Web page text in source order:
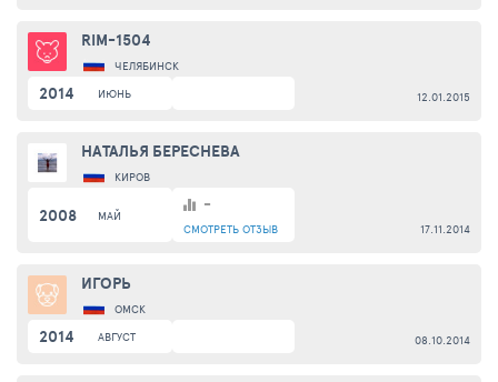
RIM-1504
ЧЕЛЯБИНСК
2014 ИЮНЬ 12.01.2015
НАТАЛЬЯ БЕРЕСНЕВА
КИРОВ
2008 МАЙ -
СМОТРЕТЬ ОТЗЫВ 17.11.2014
ИГОРЬ
ОМСК
2014 АВГУСТ 08.10.2014